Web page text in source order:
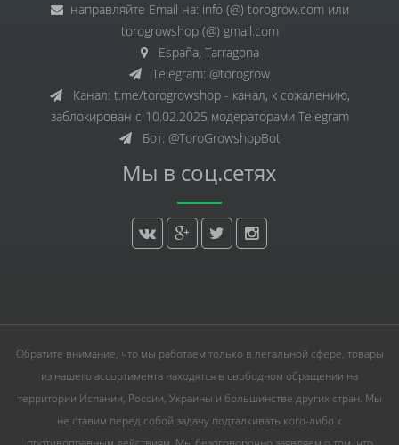
направляйте Email на: info (@) torogrow.com или
torogrowshop (@) gmail.com
España, Tarragona
Telegram: @torogrow
Канал: t.me/torogrowshop - канал, к сожалению,
заблокирован с 10.02.2025 модераторами Telegram
Бот: @ToroGrowshopBot
Мы в соц.сетях
Обратите внимание, что мы работаем только в легальной сфере, товары
из нашего ассортимента находятся в свободном обращении на
территории Испании, России, Украины и большинстве других стран. Мы
не ставим перед собой задачу подталкивать кого-либо к